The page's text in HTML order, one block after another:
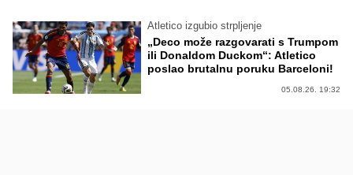
Atletico izgubio strpljenje
„Deco može razgovarati s Trumpom
ili Donaldom Duckom“: Atletico
poslao brutalnu poruku Barceloni!
05.08.26. 19:32